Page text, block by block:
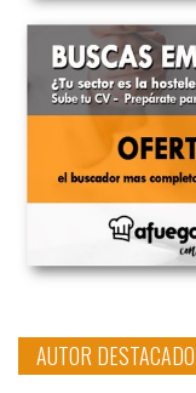
AUTOR DESTACADO